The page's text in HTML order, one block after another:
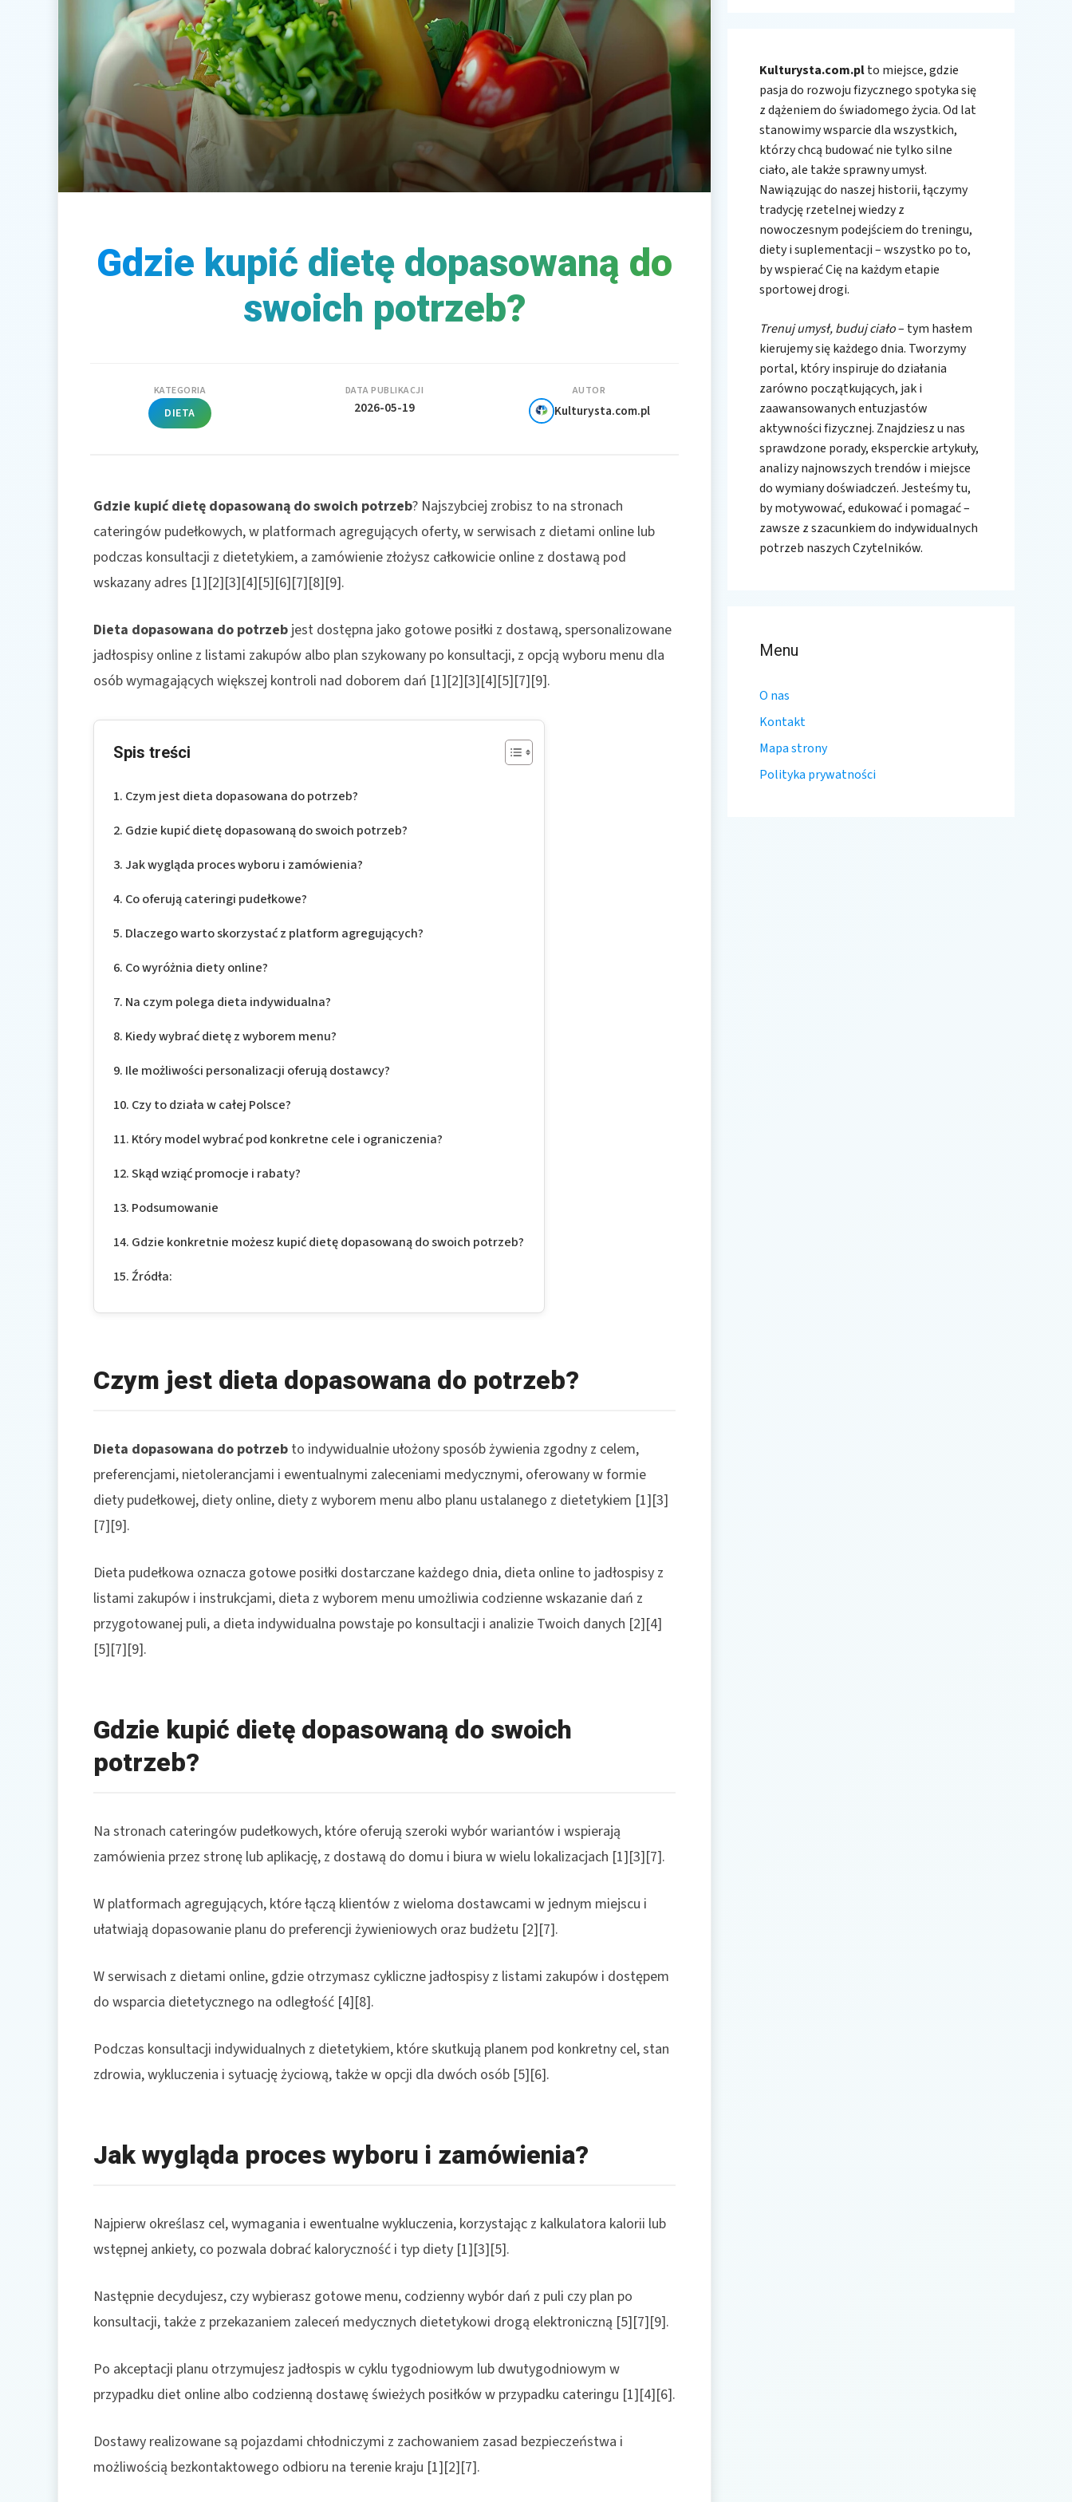
Gdzie kupić dietę dopasowaną do
swoich potrzeb?
KATEGORIA
DIETA
DATA PUBLIKACJI
2026-05-19
AUTOR
Kulturysta.com.pl
Gdzie kupić dietę dopasowaną do swoich potrzeb? Najszybciej zrobisz to na stronach
cateringów pudełkowych, w platformach agregujących oferty, w serwisach z dietami online lub
podczas konsultacji z dietetykiem, a zamówienie złożysz całkowicie online z dostawą pod
wskazany adres [1][2][3][4][5][6][7][8][9].
Dieta dopasowana do potrzeb jest dostępna jako gotowe posiłki z dostawą, spersonalizowane
jadłospisy online z listami zakupów albo plan szykowany po konsultacji, z opcją wyboru menu dla
osób wymagających większej kontroli nad doborem dań [1][2][3][4][5][7][9].
Spis treści
Czym jest dieta dopasowana do potrzeb?
Gdzie kupić dietę dopasowaną do swoich potrzeb?
Jak wygląda proces wyboru i zamówienia?
Co oferują cateringi pudełkowe?
Dlaczego warto skorzystać z platform agregujących?
Co wyróżnia diety online?
Na czym polega dieta indywidualna?
Kiedy wybrać dietę z wyborem menu?
Ile możliwości personalizacji oferują dostawcy?
Czy to działa w całej Polsce?
Który model wybrać pod konkretne cele i ograniczenia?
Skąd wziąć promocje i rabaty?
Podsumowanie
Gdzie konkretnie możesz kupić dietę dopasowaną do swoich potrzeb?
Źródła:
Czym jest dieta dopasowana do potrzeb?
Dieta dopasowana do potrzeb to indywidualnie ułożony sposób żywienia zgodny z celem,
preferencjami, nietolerancjami i ewentualnymi zaleceniami medycznymi, oferowany w formie
diety pudełkowej, diety online, diety z wyborem menu albo planu ustalanego z dietetykiem [1][3]
[7][9].
Dieta pudełkowa oznacza gotowe posiłki dostarczane każdego dnia, dieta online to jadłospisy z
listami zakupów i instrukcjami, dieta z wyborem menu umożliwia codzienne wskazanie dań z
przygotowanej puli, a dieta indywidualna powstaje po konsultacji i analizie Twoich danych [2][4]
[5][7][9].
Gdzie kupić dietę dopasowaną do swoich
potrzeb?
Na stronach cateringów pudełkowych, które oferują szeroki wybór wariantów i wspierają
zamówienia przez stronę lub aplikację, z dostawą do domu i biura w wielu lokalizacjach [1][3][7].
W platformach agregujących, które łączą klientów z wieloma dostawcami w jednym miejscu i
ułatwiają dopasowanie planu do preferencji żywieniowych oraz budżetu [2][7].
W serwisach z dietami online, gdzie otrzymasz cykliczne jadłospisy z listami zakupów i dostępem
do wsparcia dietetycznego na odległość [4][8].
Podczas konsultacji indywidualnych z dietetykiem, które skutkują planem pod konkretny cel, stan
zdrowia, wykluczenia i sytuację życiową, także w opcji dla dwóch osób [5][6].
Jak wygląda proces wyboru i zamówienia?
Najpierw określasz cel, wymagania i ewentualne wykluczenia, korzystając z kalkulatora kalorii lub
wstępnej ankiety, co pozwala dobrać kaloryczność i typ diety [1][3][5].
Następnie decydujesz, czy wybierasz gotowe menu, codzienny wybór dań z puli czy plan po
konsultacji, także z przekazaniem zaleceń medycznych dietetykowi drogą elektroniczną [5][7][9].
Po akceptacji planu otrzymujesz jadłospis w cyklu tygodniowym lub dwutygodniowym w
przypadku diet online albo codzienną dostawę świeżych posiłków w przypadku cateringu [1][4][6].
Dostawy realizowane są pojazdami chłodniczymi z zachowaniem zasad bezpieczeństwa i
możliwością bezkontaktowego odbioru na terenie kraju [1][2][7].
Kulturysta.com.plto miejsce, gdzie
pasja do rozwoju fizycznego spotyka się
z dążeniem do świadomego życia. Od lat
stanowimy wsparcie dla wszystkich,
którzy chcą budować nie tylko silne
ciało, ale także sprawny umysł.
Nawiązując do naszej historii, łączymy
tradycję rzetelnej wiedzy z
nowoczesnym podejściem do treningu,
diety i suplementacji – wszystko po to,
by wspierać Cię na każdym etapie
sportowej drogi.
Trenuj umysł, buduj ciało– tym hasłem
kierujemy się każdego dnia. Tworzymy
portal, który inspiruje do działania
zarówno początkujących, jak i
zaawansowanych entuzjastów
aktywności fizycznej. Znajdziesz u nas
sprawdzone porady, eksperckie artykuły,
analizy najnowszych trendów i miejsce
do wymiany doświadczeń. Jesteśmy tu,
by motywować, edukować i pomagać –
zawsze z szacunkiem do indywidualnych
potrzeb naszych Czytelników.
Menu
O nas
Kontakt
Mapa strony
Polityka prywatności